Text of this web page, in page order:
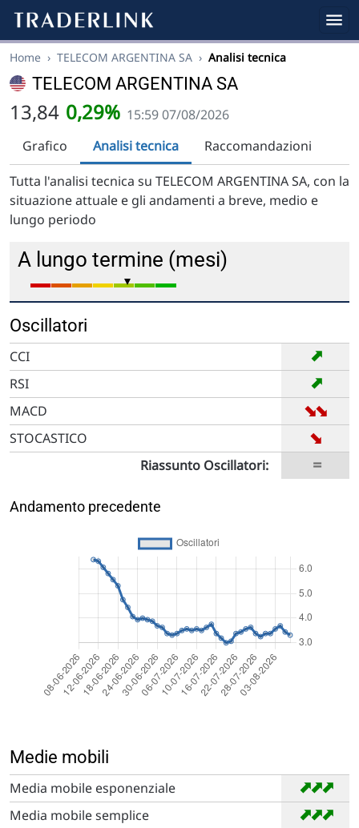
Home › TELECOM ARGENTINA SA › Analisi tecnica
TELECOM ARGENTINA SA
13,84 0,29% 15:59 07/08/2026
Grafico
Analisi tecnica
Raccomandazioni
Tutta l'analisi tecnica su TELECOM ARGENTINA SA, con la
situazione attuale e gli andamenti a breve, medio e
lungo periodo
A lungo termine (mesi)
Oscillatori
CCI ➡
RSI ➡
MACD ➡
➡
STOCASTICO ➡
Riassunto Oscillatori: =
Andamento precedente
Medie mobili
Media mobile esponenziale ➡
➡
➡
Media mobile semplice ➡
➡
➡